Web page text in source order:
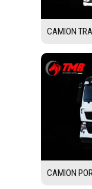
CAMION
CAMION